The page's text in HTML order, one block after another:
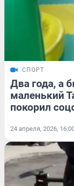
СПОРТ
Два года, а
маленький
покорил
24 апреля, 2026,